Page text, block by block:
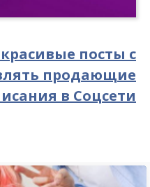
посты с
продающие
в Соцсети